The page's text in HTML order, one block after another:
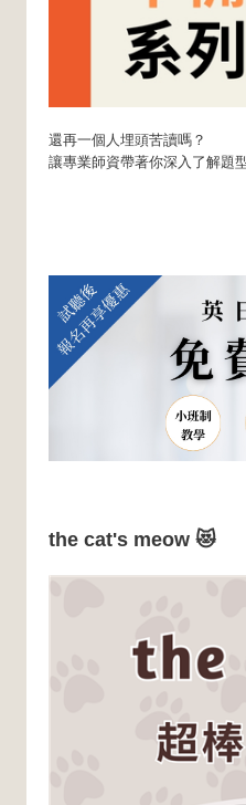
還再一個人埋頭苦讀嗎？
讓專業師資帶著你深入了解題
the cat's meow 😻